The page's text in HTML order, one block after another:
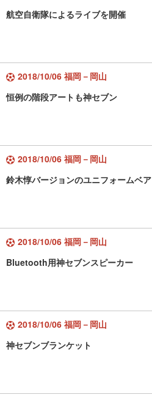
航空自衛隊によるライブを開催
2018/10/06 福岡－岡山
恒例の階段アートも神セブン
2018/10/06 福岡－岡山
鈴木惇バージョンのユニフォームベア
2018/10/06 福岡－岡山
Bluetooth用神セブンスピーカー
2018/10/06 福岡－岡山
神セブンブランケット